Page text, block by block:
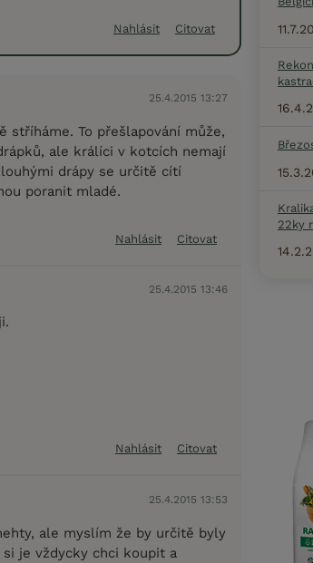
Nahlásit Citovat
25.4.2015 13:27
stříháme. To přešlapování může,
ale králíci v kotcích nemají
drápy se určitě cítí
poranit mladé.
Nahlásit Citovat
25.4.2015 13:46
Nahlásit Citovat
25.4.2015 13:53
ale myslím že by určitě byly
je vždycky chci koupit a
22ky